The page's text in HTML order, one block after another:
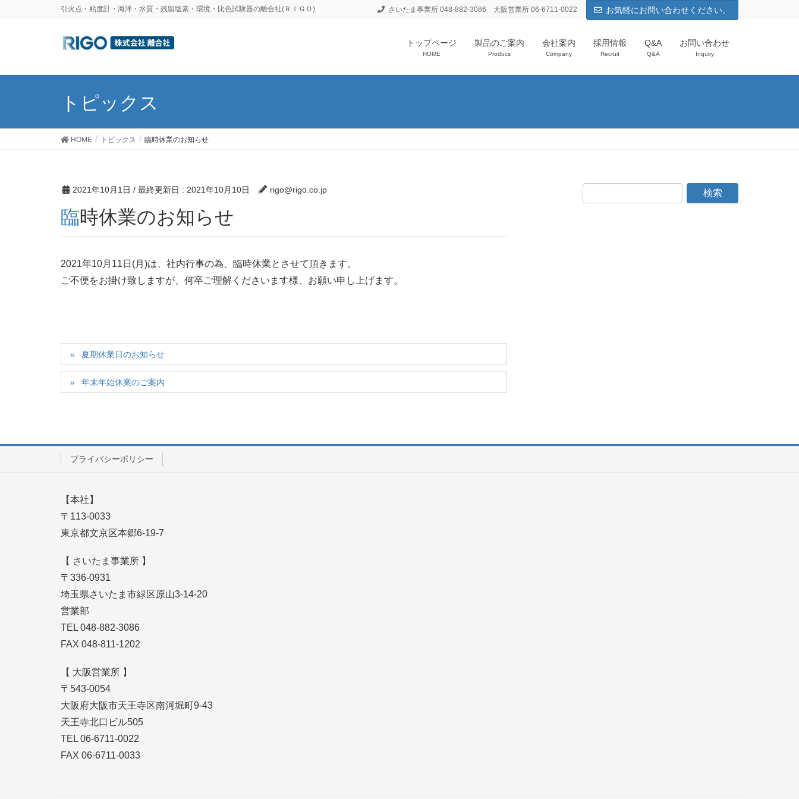
引火点・粘度計・海洋・水質・残留塩素・環境・比色試験器の離合社(ＲＩＧＯ) さいたま事業所 048-882-3086 大阪営業所 06-6711-0022 お気軽にお問い合わせください。
トップページ
HOME
製品のご案内
Producs
会社案内
Company
採用情報
Recruit
Q&A
Q&A
お問い合わせ
Inquiry
トピックス
HOME トピックス 臨時休業のお知らせ
2021年10月1日 / 最終更新日 : 2021年10月10日 rigo@rigo.co.jp
臨時休業のお知らせ
2021年10月11日(月)は、社内行事の為、臨時休業とさせて頂きます。
ご不便をお掛け致しますが、何卒ご理解くださいます様、お願い申し上げます。
夏期休業日のお知らせ
年末年始休業のご案内
プライバシーポリシー
【本社】
〒113-0033
東京都文京区本郷6-19-7
【 さいたま事業所 】
〒336-0931
埼玉県さいたま市緑区原山3-14-20
営業部
TEL 048-882-3086
FAX 048-811-1202
【 大阪営業所 】
〒543-0054
大阪府大阪市天王寺区南河堀町9-43
天王寺北口ビル505
TEL 06-6711-0022
FAX 06-6711-0033